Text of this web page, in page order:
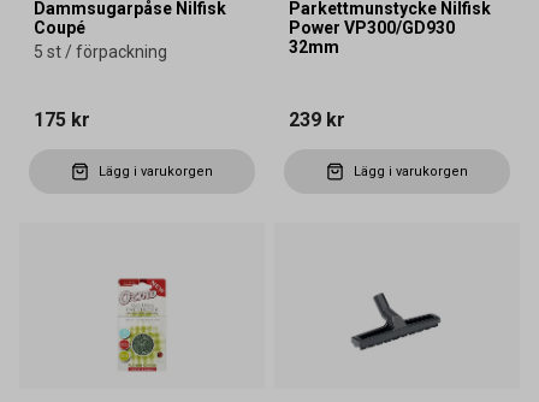
Dammsugarpåse Nilfisk
Coupé
5 st / förpackning
175 kr
Lägg i varukorgen
Parkettmunstycke Nilfisk
Power VP300/GD930
32mm
239 kr
Lägg i varukorgen